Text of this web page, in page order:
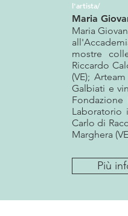
l'artista/
Maria
Maria
mostre
Riccardo
(VE);
Galbiati e
Laboratorio
Carlo di
Marghera
Più